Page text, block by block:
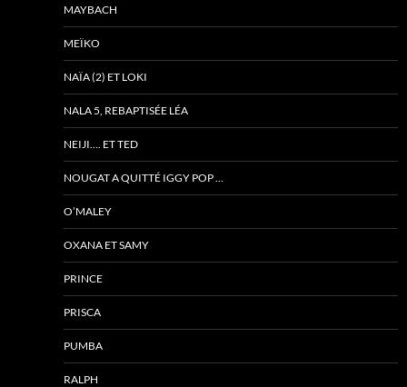
MAYBACH
MEÏKO
NAÏA (2) ET LOKI
NALA 5, REBAPTISÉE LÉA
NEIJI…. ET TED
NOUGAT A QUITTÉ IGGY POP …
O’MALEY
OXANA ET SAMY
PRINCE
PRISCA
PUMBA
RALPH